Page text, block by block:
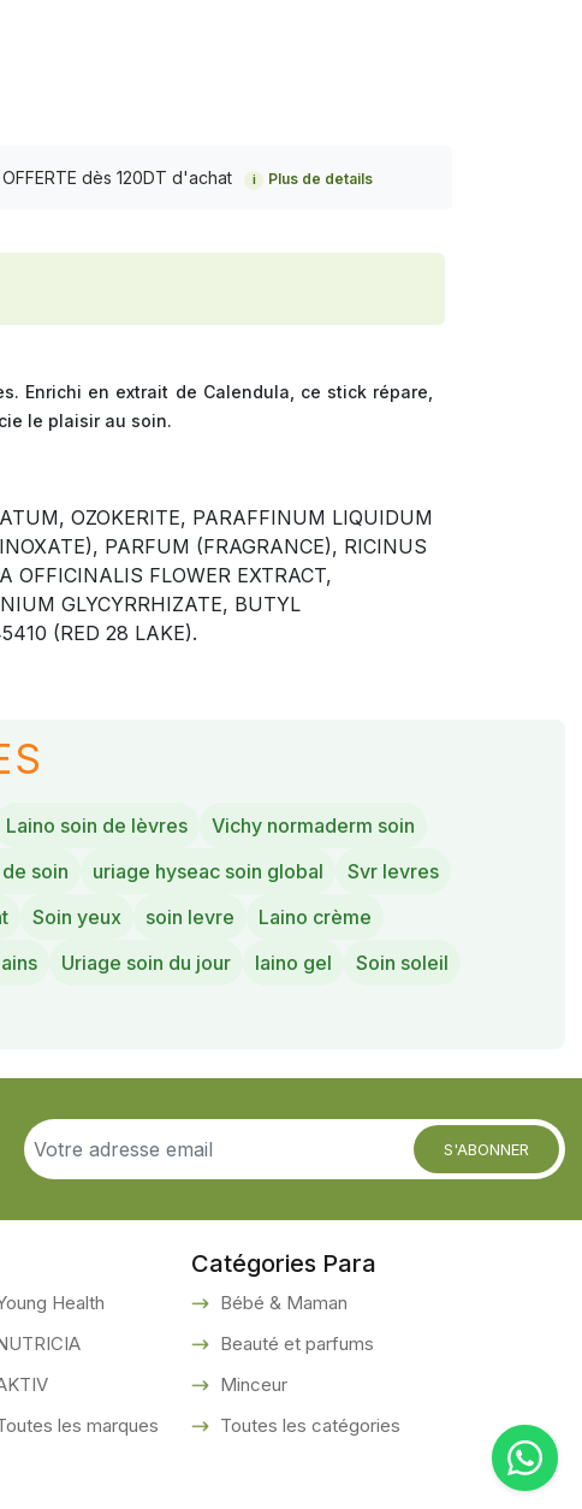
dès 120DT d'achat i Plus de details
Enrichi en extrait de Calendula, ce stick répare,
le plaisir au soin.
OZOKERITE, PARAFFINUM LIQUIDUM
PARFUM (FRAGRANCE), RICINUS
OFFICINALIS FLOWER EXTRACT,
GLYCYRRHIZATE, BUTYL
(RED 28 LAKE).
Laino soin de lèvres
Vichy normaderm soin
soin uriage hyseac soin global
Svr levres
Soin yeux soin levre
Laino crème
Uriage soin du jour laino gel
Soin soleil
S'ABONNER
Health
les marques
Catégories Para
Bébé & Maman
Beauté et parfums
Minceur
Toutes les catégories